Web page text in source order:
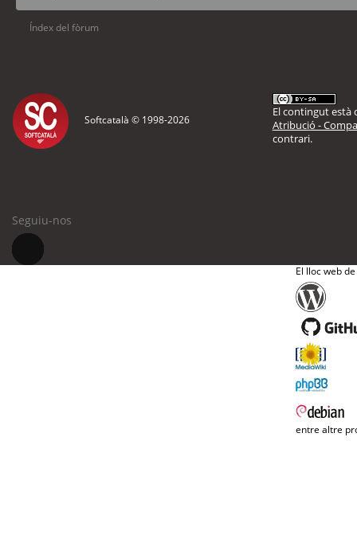
Índex del fòrum
Softcatalà © 1998-2026
El contingut està
Atribució -
contrari.
Seguiu-nos
El lloc web
entre altre